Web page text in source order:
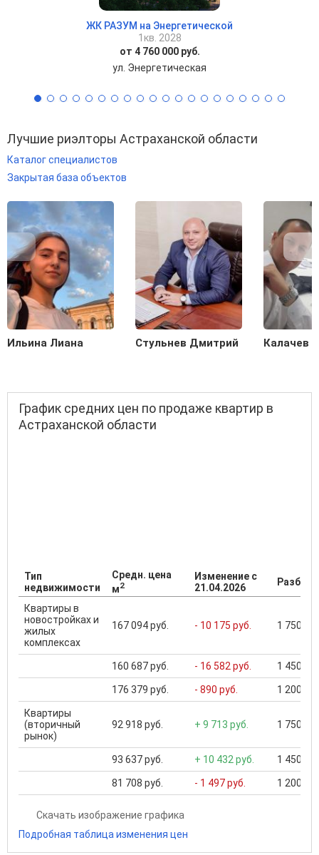
ЖК РАЗУМ на Энергетической
1кв. 2028
от 4 760 000 руб.
ул. Энергетическая
Лучшие риэлторы Астраханской области
Каталог специалистов
Закрытая база объектов
Ильина Лиана Стульнев Дмитрий Калачев
График средних цен по продаже квартир в
Астраханской области
Тип
недвижимости
Средн. цена
м2
Изменение с
21.04.2026
Квартиры в
новостройках и
жилых
комплексах
167 094 руб. - 10 175 руб. 1 750
160 687 руб. - 16 582 руб. 1 450
176 379 руб. - 890 руб. 1 200
Квартиры
(вторичный
рынок)
92 918 руб. + 9 713 руб. 1 750
93 637 руб. + 10 432 руб. 1 450
81 708 руб. - 1 497 руб. 1 200
Скачать изображение графика
Подробная таблица изменения цен